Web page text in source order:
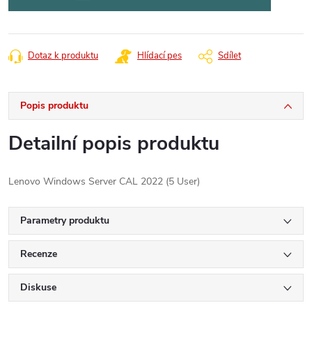
Dotaz k produktu Hlídací pes Sdílet
Popis produktu
Detailní popis produktu
Lenovo Windows Server CAL 2022 (5 User)
Parametry produktu
Recenze
Diskuse